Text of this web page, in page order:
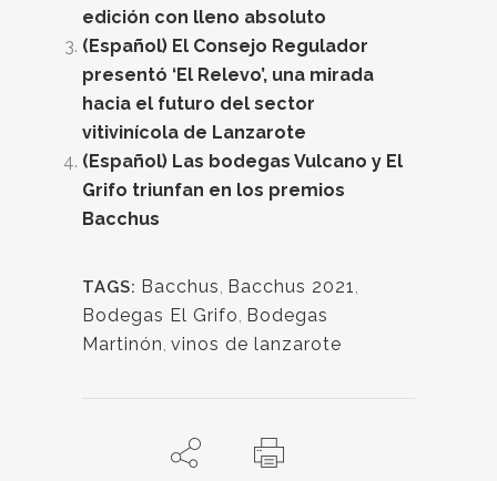
edición con lleno absoluto
(Español) El Consejo Regulador
presentó ‘El Relevo’, una mirada
hacia el futuro del sector
vitivinícola de Lanzarote
(Español) Las bodegas Vulcano y El
Grifo triunfan en los premios
Bacchus
TAGS: Bacchus, Bacchus 2021,
Bodegas El Grifo, Bodegas
Martinón, vinos de lanzarote